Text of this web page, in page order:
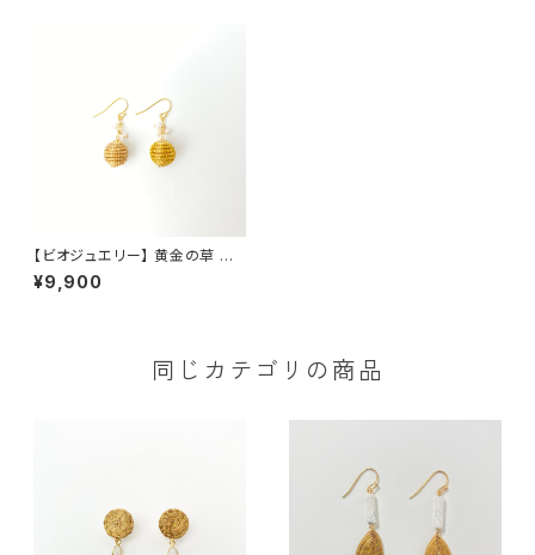
【ビオジュエリー】 黄金の草 カッ
ピンドウラード ピアス＆イヤリ
ング スパイラルボール 淡水パ
¥9,900
同じカテゴリの商品